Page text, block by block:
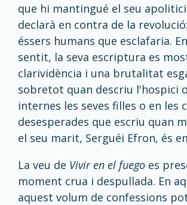
que hi mantingué el seu
declarà en contra de la
éssers humans que esclafaria.
sentit, la seva escriptura es
clarividència i una brutalitat
sobretot quan descriu l'hospici
internes les seves filles o en les
desesperades que escriu quan
el seu marit, Serguéi Efron, és
La veu de Vivir en el fuego es
moment crua i despullada. En
aquest volum de confessions